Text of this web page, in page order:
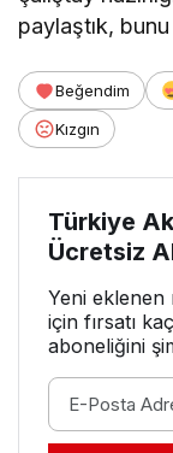
paylaştık,
Beğendim
Kızgın
Türkiye
Ücretsiz
Yeni eklenen
için fırsatı
aboneliğini